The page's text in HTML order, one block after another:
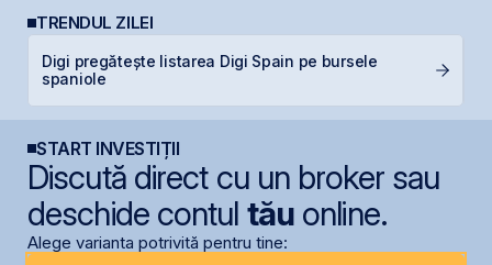
TRENDUL ZILEI
Digi pregătește listarea Digi Spain pe bursele
spaniole
START INVESTIȚII
Discută direct cu un broker sau
deschide contul tăuonline.
Alege varianta potrivită pentru tine: